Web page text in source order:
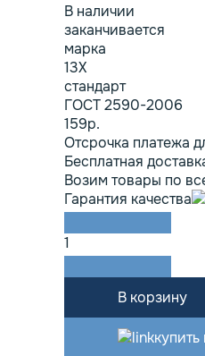
В наличии
заканчивается
марка
13Х
стандарт
ГОСТ 2590-2006
159р.
Отсрочка платежа
Бесплатная
Возим товары по
Гарантия качества
1
В корзину
купить